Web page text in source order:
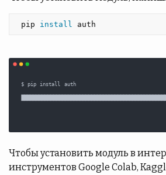
pip install auth
Чтобы установить модуль в
инструментов Google Colab,